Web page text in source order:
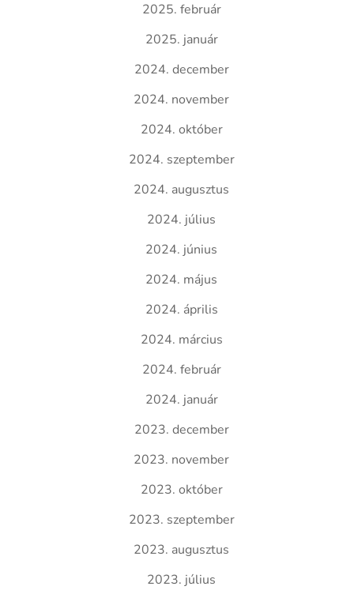
2025. február
2025. január
2024. december
2024. november
2024. október
2024. szeptember
2024. augusztus
2024. július
2024. június
2024. május
2024. április
2024. március
2024. február
2024. január
2023. december
2023. november
2023. október
2023. szeptember
2023. augusztus
2023. július